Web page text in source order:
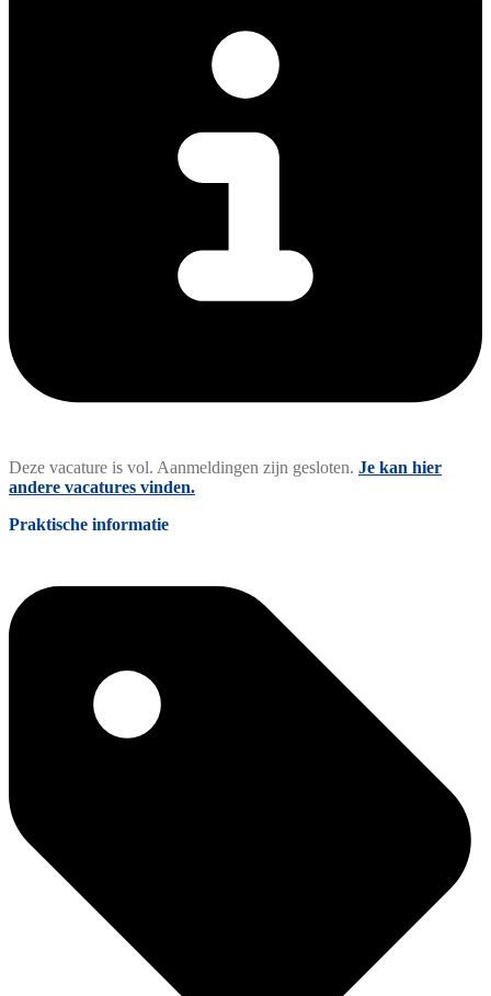
Deze vacature is vol. Aanmeldingen zijn gesloten. Je kan hier
andere vacatures vinden.
Praktische informatie